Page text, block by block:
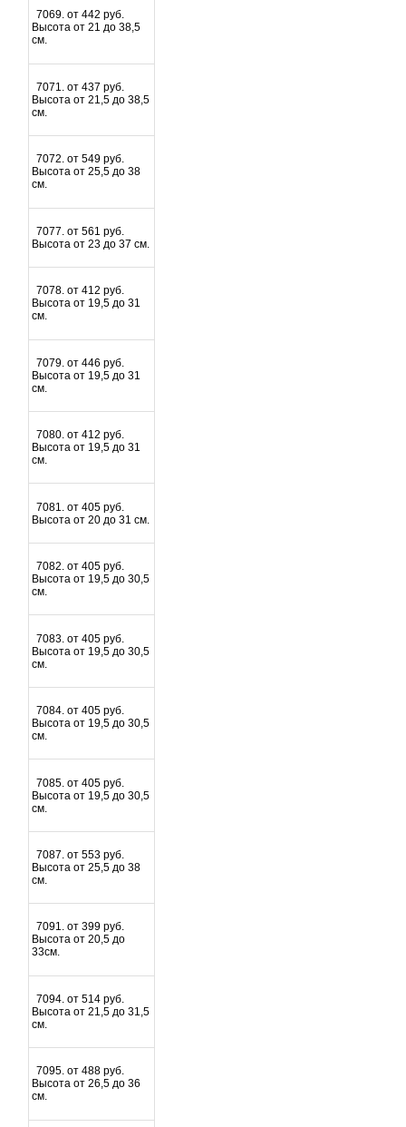
7069. от 442 руб.
Высота от 21 до 38,5
см.
7071. от 437 руб.
Высота от 21,5 до 38,5
см.
7072. от 549 руб.
Высота от 25,5 до 38
см.
7077. от 561 руб.
Высота от 23 до 37 см.
7078. от 412 руб.
Высота от 19,5 до 31
см.
7079. от 446 руб.
Высота от 19,5 до 31
см.
7080. от 412 руб.
Высота от 19,5 до 31
см.
7081. от 405 руб.
Высота от 20 до 31 см.
7082. от 405 руб.
Высота от 19,5 до 30,5
см.
7083. от 405 руб.
Высота от 19,5 до 30,5
см.
7084. от 405 руб.
Высота от 19,5 до 30,5
см.
7085. от 405 руб.
Высота от 19,5 до 30,5
см.
7087. от 553 руб.
Высота от 25,5 до 38
см.
7091. от 399 руб.
Высота от 20,5 до
33см.
7094. от 514 руб.
Высота от 21,5 до 31,5
см.
7095. от 488 руб.
Высота от 26,5 до 36
см.